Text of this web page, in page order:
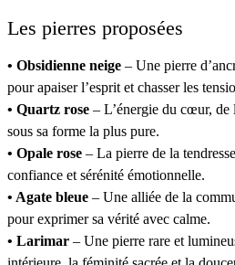
Les pierres proposées
• Obsidienne neige – Une pierre
pour apaiser l’esprit et chasser les
• Quartz rose – L’énergie du cœur, de
sous sa forme la plus pure.
• Opale rose – La pierre de la
confiance et sérénité émotionnelle.
• Agate bleue – Une alliée de la
pour exprimer sa vérité avec calme.
• Larimar – Une pierre rare et